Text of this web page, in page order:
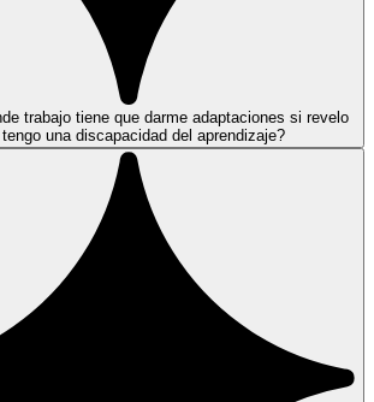
trabajo tiene que darme adaptaciones si revelo
una discapacidad del aprendizaje?